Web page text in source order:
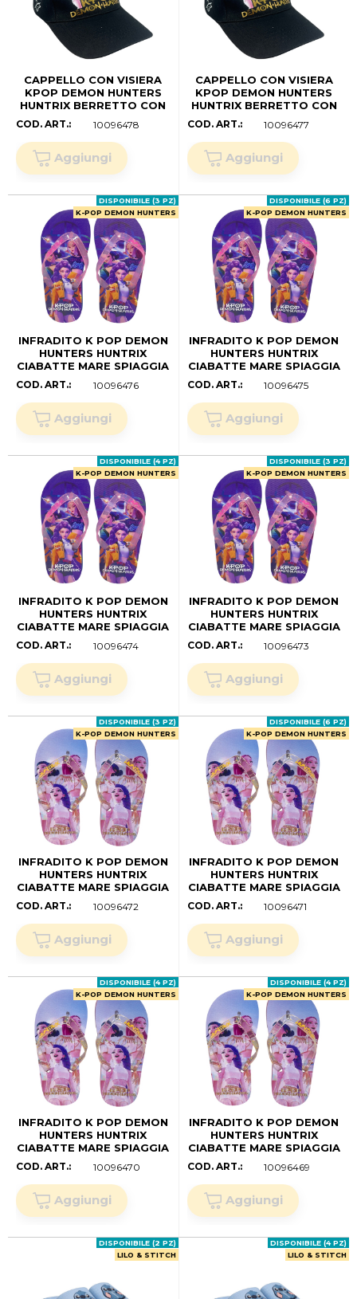
CAPPELLO CON VISIERA
KPOP DEMON HUNTERS
HUNTRIX BERRETTO CON
CHIUSURA REGOLABILE
BAMBINA - W17063MC (54
CM.)
COD. ART.: 10096478
CAPPELLO CON VISIERA
KPOP DEMON HUNTERS
HUNTRIX BERRETTO CON
CHIUSURA REGOLABILE
BAMBINA - W17063MC (52
CM.)
COD. ART.: 10096477
INFRADITO K POP DEMON
HUNTERS HUNTRIX
CIABATTE MARE SPIAGGIA
BAMBINI- W17506MC
(34/35)
COD. ART.: 10096476
K-POP DEMON HUNTERS
DISPONIBILE (3 PZ)
INFRADITO K POP DEMON
HUNTERS HUNTRIX
CIABATTE MARE SPIAGGIA
BAMBINI- W17506MC
(32/33)
COD. ART.: 10096475
K-POP DEMON HUNTERS
DISPONIBILE (6 PZ)
INFRADITO K POP DEMON
HUNTERS HUNTRIX
CIABATTE MARE SPIAGGIA
BAMBINI- W17506MC
(30/31)
COD. ART.: 10096474
K-POP DEMON HUNTERS
DISPONIBILE (4 PZ)
INFRADITO K POP DEMON
HUNTERS HUNTRIX
CIABATTE MARE SPIAGGIA
BAMBINI- W17506MC
(28/29)
COD. ART.: 10096473
K-POP DEMON HUNTERS
DISPONIBILE (3 PZ)
INFRADITO K POP DEMON
HUNTERS HUNTRIX
CIABATTE MARE SPIAGGIA
BAMBINI- W17507MC
(34/35)
COD. ART.: 10096472
K-POP DEMON HUNTERS
DISPONIBILE (3 PZ)
INFRADITO K POP DEMON
HUNTERS HUNTRIX
CIABATTE MARE SPIAGGIA
BAMBINI- W17507MC
(32/33)
COD. ART.: 10096471
K-POP DEMON HUNTERS
DISPONIBILE (6 PZ)
INFRADITO K POP DEMON
HUNTERS HUNTRIX
CIABATTE MARE SPIAGGIA
BAMBINI- W17507MC
(30/31)
COD. ART.: 10096470
K-POP DEMON HUNTERS
DISPONIBILE (4 PZ)
INFRADITO K POP DEMON
HUNTERS HUNTRIX
CIABATTE MARE SPIAGGIA
BAMBINI- W17507MC
(28/29)
COD. ART.: 10096469
K-POP DEMON HUNTERS
DISPONIBILE (4 PZ)
LILO & STITCH
DISPONIBILE (2 PZ)
LILO & STITCH
DISPONIBILE (4 PZ)